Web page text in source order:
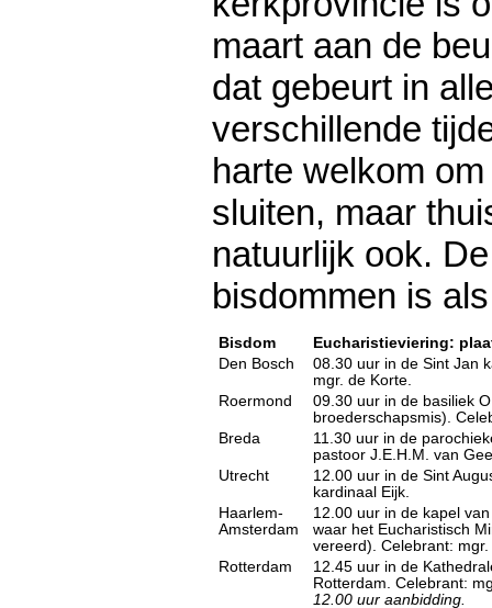
maart aan de
dat gebeurt in
verschillende
harte welkom
sluiten, maar
natuurlijk ook.
bisdommen is
Bisdom
Eucharistieviering:
Den Bosch
08.30 uur in de Sint Jan
mgr. de Korte.
Roermond
09.30 uur in de basiliek
broederschapsmis).
Breda
11.30 uur in de
pastoor J.E.H.M. van
Utrecht
12.00 uur in de Sint
kardinaal Eijk.
Haarlem-
Amsterdam
12.00 uur in de kapel
waar het Eucharistisch
vereerd). Celebrant:
Rotterdam
12.45 uur in de
Rotterdam. Celebrant:
12.00 uur aanbidding.